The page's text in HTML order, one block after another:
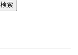
検索